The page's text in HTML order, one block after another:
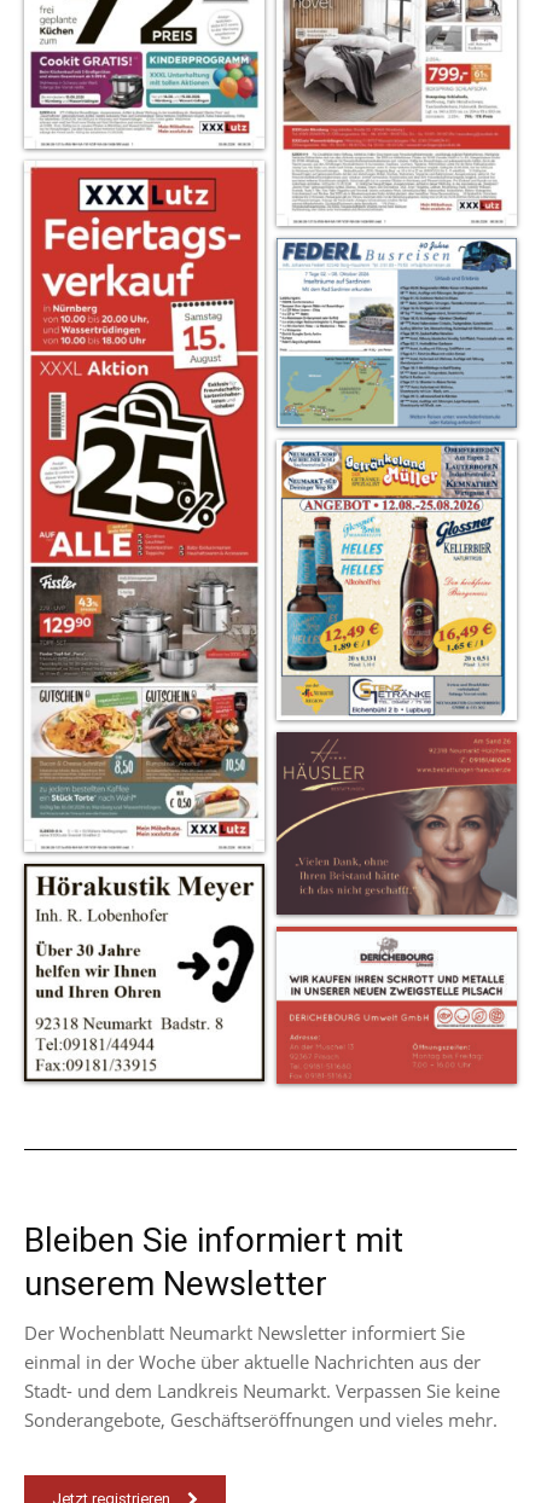
Bleiben Sie informiert mit
unserem Newsletter
Der Wochenblatt Neumarkt Newsletter informiert Sie
einmal in der Woche über aktuelle Nachrichten aus der
Stadt- und dem Landkreis Neumarkt. Verpassen Sie keine
Sonderangebote, Geschäftseröffnungen und vieles mehr.
Jetzt registrieren